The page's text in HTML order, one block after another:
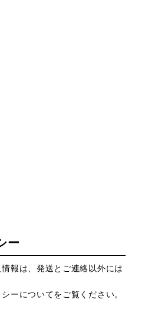
ー
報は、発送とご連絡以外には
ーについてをご覧ください。